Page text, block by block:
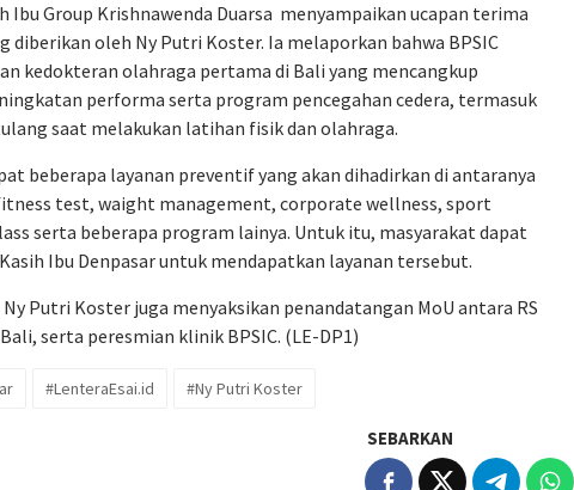
Ibu Group Krishnawenda Duarsa menyampaikan ucapan terima
diberikan oleh Ny Putri Koster. Ia melaporkan bahwa BPSIC
kedokteran olahraga pertama di Bali yang mencangkup
performa serta program pencegahan cedera, termasuk
saat melakukan latihan fisik dan olahraga.
beberapa layanan preventif yang akan dihadirkan di antaranya
test, waight management, corporate wellness, sport
serta beberapa program lainya. Untuk itu, masyarakat dapat
Ibu Denpasar untuk mendapatkan layanan tersebut.
Putri Koster juga menyaksikan penandatangan MoU antara RS
serta peresmian klinik BPSIC. (LE-DP1)
#LenteraEsai.id #Ny Putri Koster
SEBARKAN